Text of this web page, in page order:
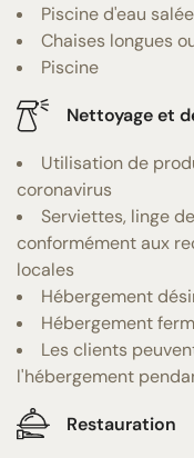
Piscine d'eau salée
Chaises longues
Piscine
Nettoyage et
Utilisation de
coronavirus
Serviettes, linge
conformément aux
locales
Hébergement
Hébergement
Les clients
l'hébergement
Restauration